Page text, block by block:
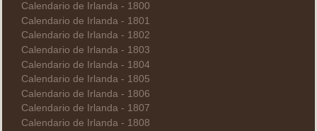
Calendario de Irlanda - 1800
Calendario de Irlanda - 1801
Calendario de Irlanda - 1802
Calendario de Irlanda - 1803
Calendario de Irlanda - 1804
Calendario de Irlanda - 1805
Calendario de Irlanda - 1806
Calendario de Irlanda - 1807
Calendario de Irlanda - 1808